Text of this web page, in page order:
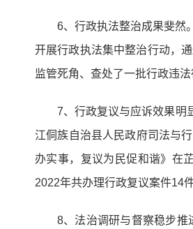
6、行政执法整治成果斐然
开展行政执法集中整治行动，
监管死角、查处了一批行政违
7、行政复议与应诉效果明
江侗族自治县人民政府司法与
办实事，复议为民促和谐》在
2022年共办理行政复议案件14
8、法治调研与督察稳步推